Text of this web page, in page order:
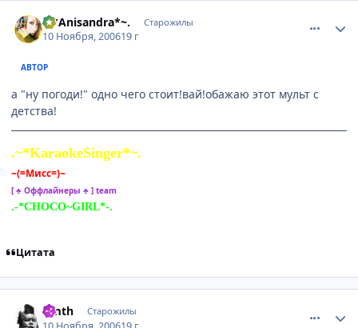
.~*Anisandra*~. Старожилы
10 Ноября, 200619 г
АВТОР
а "ну погоди!" одно чего стоит!вай!обажаю этот мульт с
детства!
.~*KaraokeSinger*~.
~(=Мисс=)~
[ ♣ Оффлайнеры ♣ ] team
.-*CHOCO~GIRL*-.
Цитата
timth Старожилы